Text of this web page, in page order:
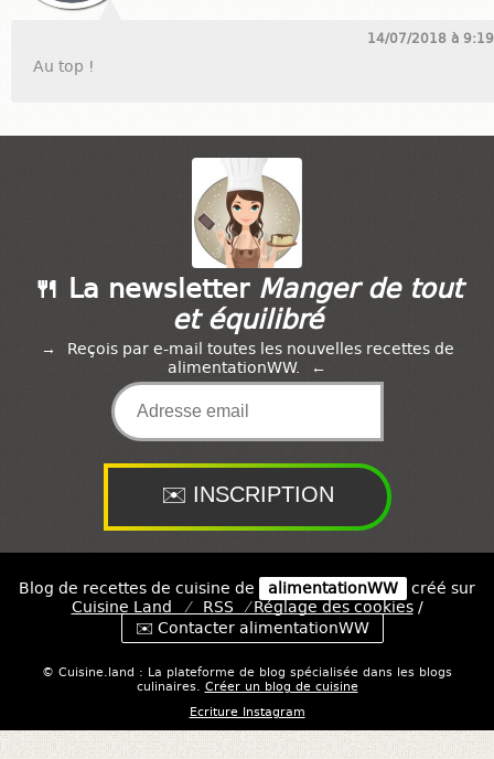
14/07/2018 à 9:19
Au top !
🍴 La newsletter Manger de tout
et équilibré
Reçois par e-mail toutes les nouvelles recettes de
alimentationWW.
Blog de recettes de cuisine de alimentationWW
créé sur
Cuisine Land ⁄ RSS ⁄Réglage des cookies/
✉️ Contacter alimentationWW
© Cuisine.land : La plateforme de blog spécialisée dans les blogs
culinaires. Créer un blog de cuisine
Ecriture Instagram